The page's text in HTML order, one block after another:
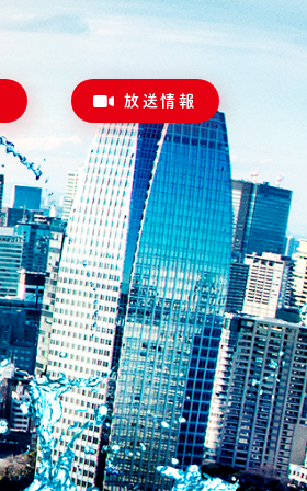
放送情報